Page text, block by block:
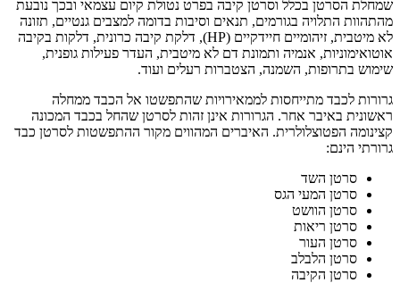
שמחלת הסרטן בכלל וסרטן קיבה בפרט נטולת קיום עצמאי ובכך נובעת
מהתהוות התלויה בגורמים, תנאים וסיבות בדומה למצבים גנטיים, תזונה
לא מיטבית, זיהומיים חיידקיים (HP), דלקת קיבה כרונית, דלקות בקיבה
אוטואימוניות, אנמיה ותמונת דם לא מיטבית, העדר פעילות גופנית,
שימוש בתרופות, השמנה, הצטברות רעלים ועוד.
גרורות לכבד מתייחסות לממאירויות שהתפשטו אל הכבד ממחלה
ראשונית באיבר אחר. הגרורות אינן זהות לסרטן שהחל בכבד המכונה
קצינומה הפטוצלולרית. האיברים המהווים מקור ההתפשטות לסרטן כבד
גרורתי הינם:
סרטן השד
סרטן המעי הגס
סרטן הוושט
סרטן ריאות
סרטן העור
סרטן הלבלב
סרטן הקיבה